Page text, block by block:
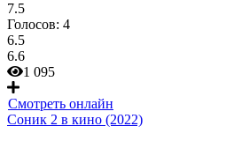
7.5
Голосов: 4
6.5
6.6
1 095
Смотреть онлайн
Соник 2 в кино (2022)